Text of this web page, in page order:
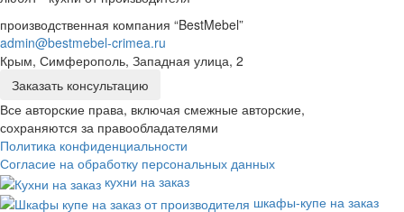
производственная компания “BestMebel”
admin@bestmebel-crimea.ru
Крым, Симферополь, Западная улица, 2
Заказать консультацию
Все авторские права, включая смежные авторские,
сохраняются за правообладателями
Политика конфиденциальности
Согласие на обработку персональных данных
кухни на заказ
шкафы-купе на заказ